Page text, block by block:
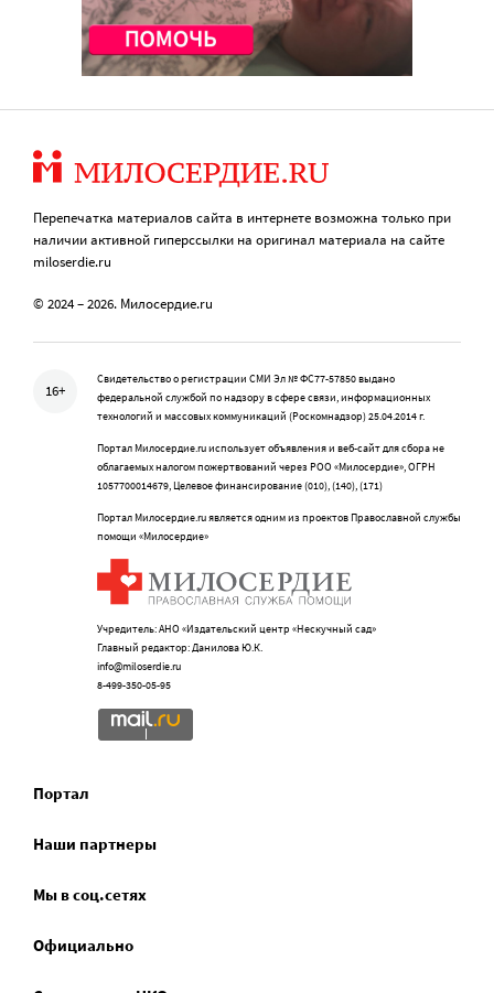
Перепечатка материалов сайта в интернете возможна только при
наличии активной гиперссылки на оригинал материала на сайте
miloserdie.ru
© 2024 – 2026. Милосердие.ru
16+
Свидетельство о регистрации СМИ Эл № ФС77-57850 выдано
федеральной службой по надзору в сфере связи, информационных
технологий и массовых коммуникаций (Роскомнадзор) 25.04.2014 г.
Портал Милосердие.ru использует объявления и веб-сайт для сбора не
облагаемых налогом пожертвований через РОО «Милосердие», ОГРН
1057700014679, Целевое финансирование (010), (140), (171)
Портал Милосердие.ru является одним из проектов Православной службы
помощи «Милосердие»
Учредитель: АНО «Издательский центр «Нескучный сад»
Главный редактор: Данилова Ю.К.
info@miloserdie.ru
8-499-350-05-95
Портал
Наши партнеры
Мы в соц.сетях
Официально